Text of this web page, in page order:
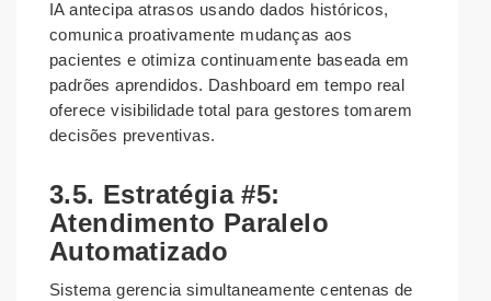
IA antecipa atrasos usando dados históricos,
comunica proativamente mudanças aos
pacientes e otimiza continuamente baseada em
padrões aprendidos. Dashboard em tempo real
oferece visibilidade total para gestores tomarem
decisões preventivas.
3.5. Estratégia #5:
Atendimento Paralelo
Automatizado
Sistema gerencia simultaneamente centenas de